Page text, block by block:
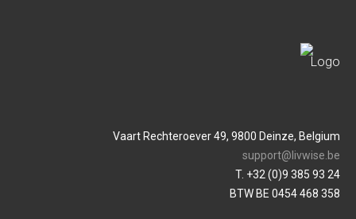
Vaart Rechteroever 49, 9800 Deinze, Belgium
support@livwise.be
T. +32 (0)9 385 93 24
BTW BE 0454 468 358